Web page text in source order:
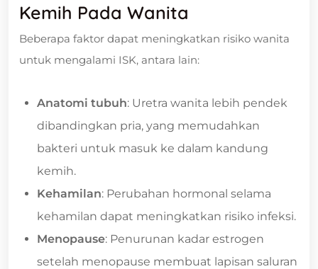
Kemih Pada Wanita
Beberapa faktor dapat meningkatkan risiko wanita
untuk mengalami ISK, antara lain:
Anatomi tubuh: Uretra wanita lebih pendek
dibandingkan pria, yang memudahkan
bakteri untuk masuk ke dalam kandung
kemih.
Kehamilan: Perubahan hormonal selama
kehamilan dapat meningkatkan risiko infeksi.
Menopause: Penurunan kadar estrogen
setelah menopause membuat lapisan saluran